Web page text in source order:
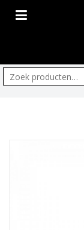
Zoeken: